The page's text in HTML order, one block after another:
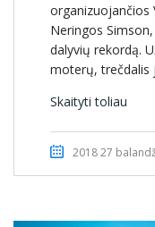
organizuojančios
Neringos
dalyvių rekordą.
moterų, trečdalis
Skaityti toliau
2018 27